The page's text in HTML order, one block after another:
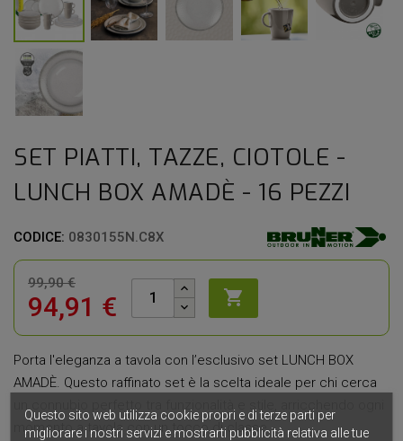
SET PIATTI, TAZZE, CIOTOLE -
LUNCH BOX AMADÈ - 16 PEZZI
CODICE: 0830155N.C8X
99,90 €
94,91 € 
Porta l'eleganza a tavola con l’esclusivo set LUNCH BOX
AMADÈ. Questo raffinato set è la scelta ideale per chi cerca
momento a tavola con un tocco di classe.
Questo sito web utilizza cookie propri e di terze parti per
migliorare i nostri servizi e mostrarti pubblicità relativa alle tue